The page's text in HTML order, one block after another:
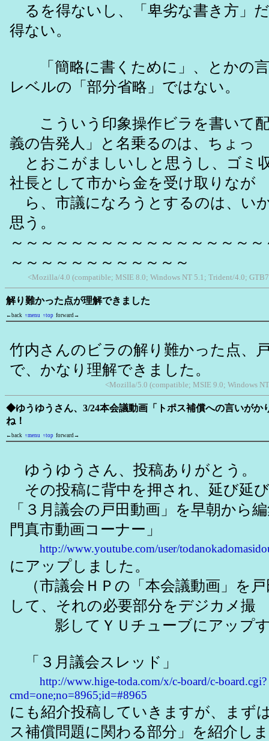
るを得ないし、「卑劣な書き方」
得ない。
「簡略に書くために」、とかの言
レベルの「部分省略」ではない。
こういう印象操作ビラを書いて配
義の告発人」と名乗るのは、ちょっ
とおこがましいしと思うし、ゴミ
社長として市から金を受け取りなが
ら、市議になろうとするのは、い
思う。
～～～～～～～～～～～～～～～～
～～～～～～～～～～～～
<Mozilla/4.0 (compatible; MSIE 8.0; Windows NT 5.1; Trident/4.0;
解り難かった点が理解できました
←back ↑menu ↑top forward→
竹内さんのビラの解り難かった点、
で、かなり理解できました。
<Mozilla/5.0 (compatible; MSIE 9.0; Windows
◆ゆうゆうさん、3/24本会議動画「トポス補償への言いがか
ね！
←back ↑menu ↑top forward→
ゆうゆうさん、投稿ありがとう。
その投稿に背中を押され、延び延
「３月議会の戸田動画」を早朝から
門真市動画コーナー」
http://www.youtube.com/user/
にアップしました。
（市議会ＨＰの「本会議動画」を
して、それの必要部分をデジカメ撮
影してＹＵチューブにアップす
「３月議会スレッド」
http://www.hige-toda.com/x/c-board/c-board.cgi?
cmd=one;no=8965;id=#8965
にも紹介投稿していきますが、まず
ス補償問題に関わる部分」を紹介し